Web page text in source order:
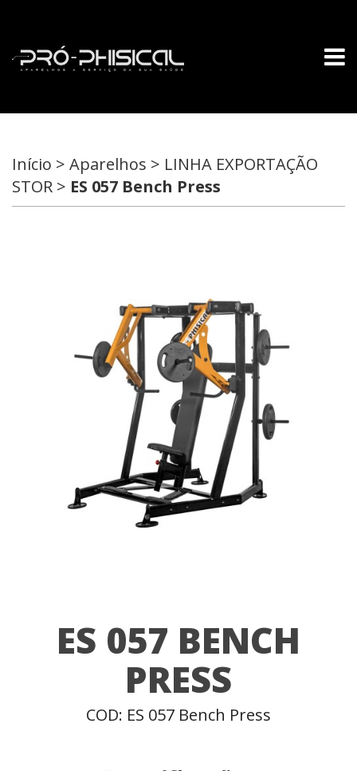
Início > Aparelhos > LINHA EXPORTAÇÃO
STOR > ES 057 Bench Press
ES 057 BENCH
PRESS
COD: ES 057 Bench Press